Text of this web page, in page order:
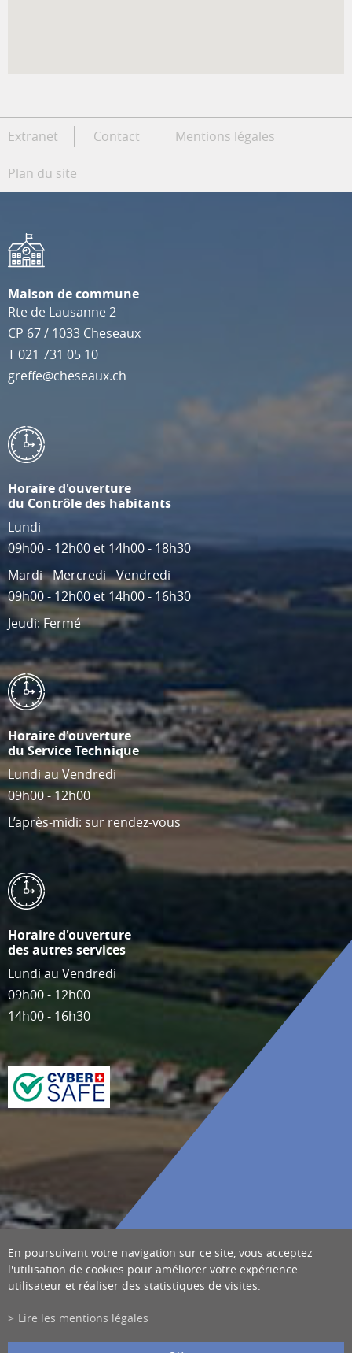
Extranet Contact Mentions légales
Plan du site
Maison de commune
Rte de Lausanne 2
CP 67/ 1033 Cheseaux
T021 731 05 10
greffe@cheseaux.ch
Horaire d'ouverture
du Contrôle des habitants
Lundi
09h00 - 12h00 et 14h00 - 18h30
Mardi - Mercredi - Vendredi
09h00 - 12h00 et 14h00 - 16h30
Jeudi: Fermé
Horaire d'ouverture
du Service Technique
Lundi au Vendredi
09h00 - 12h00
L’après-midi: sur rendez-vous
Horaire d'ouverture
des autres services
Lundi au Vendredi
09h00 - 12h00
14h00 - 16h30
En poursuivant votre navigation sur ce site, vous acceptez
l'utilisation de cookies pour améliorer votre expérience
utilisateur et réaliser des statistiques de visites.
Lire les mentions légales